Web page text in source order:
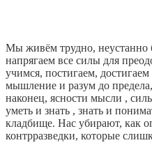
Мы живём трудно, неустанно
напрягаем все силы для
учимся, постигаем,
мышление и разум до
наконец, ясности мысли ,
уметь и знать , знать и
кладбище. Нас убирают, как
контрразведки, которые